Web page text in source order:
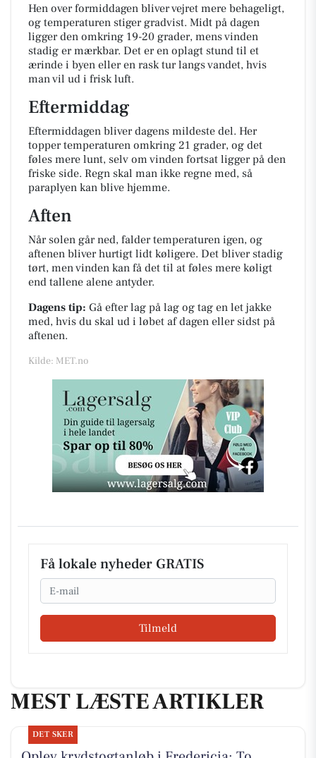
Hen over formiddagen bliver vejret mere behageligt,
og temperaturen stiger gradvist. Midt på dagen
ligger den omkring 19-20 grader, mens vinden
stadig er mærkbar. Det er en oplagt stund til et
ærinde i byen eller en rask tur langs vandet, hvis
man vil ud i frisk luft.
Eftermiddag
Eftermiddagen bliver dagens mildeste del. Her
topper temperaturen omkring 21 grader, og det
føles mere lunt, selv om vinden fortsat ligger på den
friske side. Regn skal man ikke regne med, så
paraplyen kan blive hjemme.
Aften
Når solen går ned, falder temperaturen igen, og
aftenen bliver hurtigt lidt køligere. Det bliver stadig
tørt, men vinden kan få det til at føles mere køligt
end tallene alene antyder.
Dagens tip: Gå efter lag på lag og tag en let jakke
med, hvis du skal ud i løbet af dagen eller sidst på
aftenen.
Kilde: MET.no
Få lokale nyheder GRATIS
Email
Tilmeld
MEST LÆSTE ARTIKLER
DET SKER